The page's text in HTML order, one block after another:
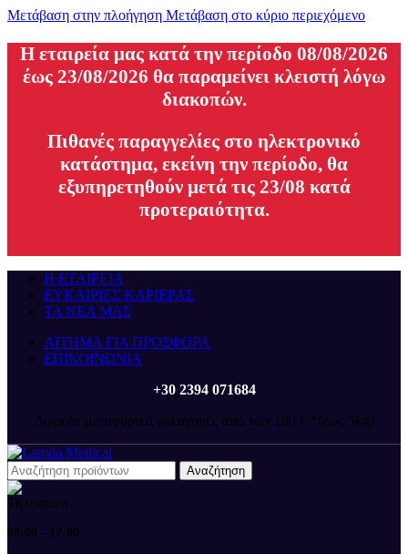
Μετάβαση στην πλοήγηση Μετάβαση στο κύριο περιεχόμενο
H εταιρεία μας κατά την περίοδο 08/08/2026
έως 23/08/2026 θα παραμείνει κλειστή λόγω
διακοπών.
Πιθανές παραγγελίες στο ηλεκτρονικό
κατάστημα, εκείνη την περίοδο, θα
εξυπηρετηθούν μετά τις 23/08 κατά
προτεραιότητα.
Η ΕΤΑΙΡΕΙΑ
ΕΥΚΑΙΡΙΕΣ ΚΑΡΙΕΡΑΣ
ΤΑ ΝΕΑ ΜΑΣ
ΑΙΤΗΜΑ ΓΙΑ ΠΡΟΣΦΟΡΑ
ΕΠΙΚΟΙΝΩΝΙΑ
+30 2394 071684
Δωρεάν μεταφορικά για αγορές άνω των 100 € *(εώς 5kg)
Αναζήτηση
09:00 - 17:00